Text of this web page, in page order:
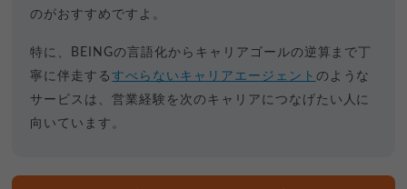
のがおすすめですよ。
特に、BEINGの言語化からキャリアゴールの逆算まで丁
寧に伴走するすべらないキャリアエージェント のような
サービスは、営業経験を次のキャリアにつなげたい人に
向いています。